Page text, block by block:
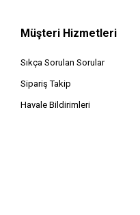
Müşteri Hizmetleri
Sıkça Sorulan Sorular
Sipariş Takip
Havale Bildirimleri